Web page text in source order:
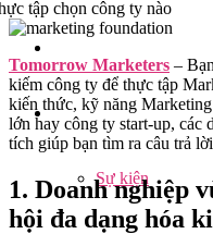
Sự kiện
Tomorrow Marketers –
kiếm công ty để thực tập
kiến thức, kỹ năng
lớn hay công ty start-up, các
tích giúp bạn tìm ra câu trả
1. Doanh nghiệp
hội đa dạng hóa